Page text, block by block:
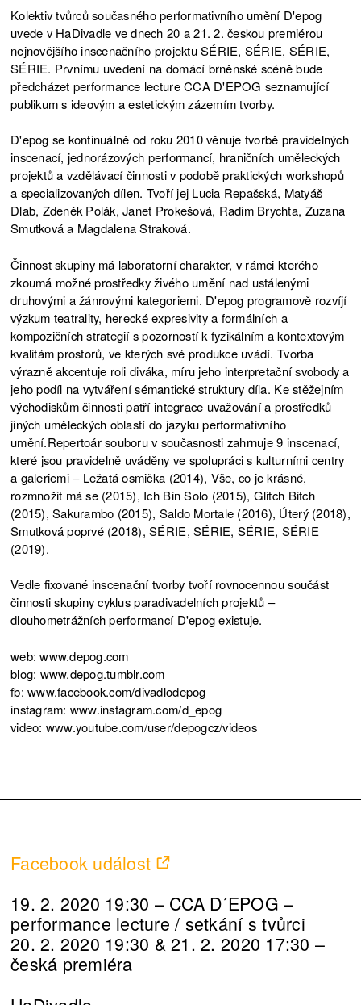
Kolektiv tvůrců současného performativního umění D'epog
uvede v HaDivadle ve dnech 20 a 21. 2. českou premiérou
nejnovějšího inscenačního projektu SÉRIE, SÉRIE, SÉRIE,
SÉRIE. Prvnímu uvedení na domácí brněnské scéně bude
předcházet performance lecture CCA D'EPOG seznamující
publikum s ideovým a estetickým zázemím tvorby.
D'epog se kontinuálně od roku 2010 věnuje tvorbě pravidelných
inscenací, jednorázových performancí, hraničních uměleckých
projektů a vzdělávací činnosti v podobě praktických workshopů
a specializovaných dílen. Tvoří jej Lucia Repašská, Matyáš
Dlab, Zdeněk Polák, Janet Prokešová, Radim Brychta, Zuzana
Smutková a Magdalena Straková.
Činnost skupiny má laboratorní charakter, v rámci kterého
zkoumá možné prostředky živého umění nad ustálenými
druhovými a žánrovými kategoriemi. D'epog programově rozvíjí
výzkum teatrality, herecké expresivity a formálních a
kompozičních strategií s pozorností k fyzikálním a kontextovým
kvalitám prostorů, ve kterých své produkce uvádí. Tvorba
výrazně akcentuje roli diváka, míru jeho interpretační svobody a
jeho podíl na vytváření sémantické struktury díla. Ke stěžejním
východiskům činnosti patří integrace uvažování a prostředků
jiných uměleckých oblastí do jazyku performativního
umění.Repertoár souboru v současnosti zahrnuje 9 inscenací,
které jsou pravidelně uváděny ve spolupráci s kulturními centry
a galeriemi – Ležatá osmička (2014), Vše, co je krásné,
rozmnožit má se (2015), Ich Bin Solo (2015), Glitch Bitch
(2015), Sakurambo (2015), Saldo Mortale (2016), Úterý (2018),
Smutková poprvé (2018), SÉRIE, SÉRIE, SÉRIE, SÉRIE
(2019).
Vedle fixované inscenační tvorby tvoří rovnocennou součást
činnosti skupiny cyklus paradivadelních projektů –
dlouhometrážních performancí D'epog existuje.
web: www.depog.com
blog: www.depog.tumblr.com
fb: www.facebook.com/divadlodepog
instagram: www.instagram.com/d_epog
video: www.youtube.com/user/depogcz/videos
Facebook událost
19. 2. 2020 19:30 – CCA D´EPOG –
performance lecture / setkání s tvůrci
20. 2. 2020 19:30 & 21. 2. 2020 17:30 –
česká premiéra